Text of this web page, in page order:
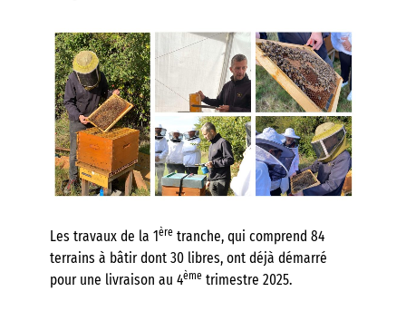
Les travaux de la 1 ère tranche, qui comprend 84
terrains à bâtir dont 30 libres, ont déjà démarré
pour une livraison au 4ème trimestre 2025.